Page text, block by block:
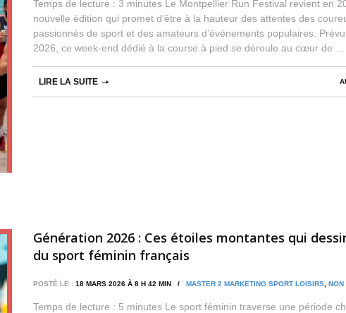
Temps de lecture : 3 minutes Le Montpellier Run Festival revient en
nouvelle édition qui promet d’être à la hauteur des attentes des
passionnés de sport et des amateurs d’événements populaires.
2026, ce week-end dédié à la course à pied se déroule au cœur de …
LIRE LA SUITE
Génération 2026 : Ces étoiles montantes qui
du sport féminin français
POSTÉ LE : 18 MARS 2026 À 8 H 42 MIN / MASTER 2 MARKETING SPORT LOISIRS NON
Temps de lecture : 5 minutes Le sport féminin traverse une période